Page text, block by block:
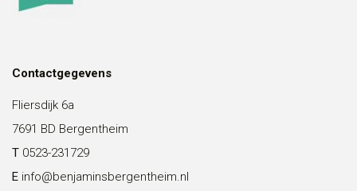
Contactgegevens
Fliersdijk 6a
7691 BD Bergentheim
T 0523-231729
E info@benjaminsbergentheim.nl